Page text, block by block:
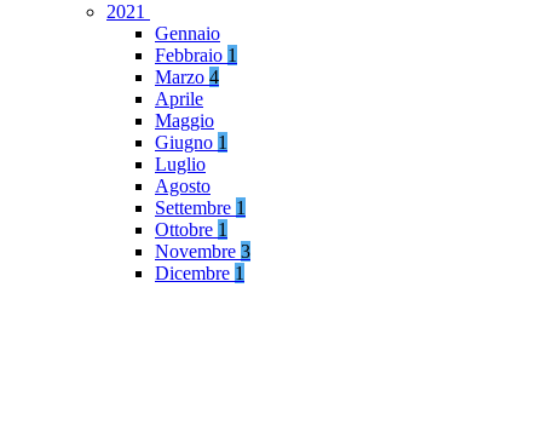
2021
Gennaio
Febbraio 1
Marzo 4
Aprile
Maggio
Giugno 1
Luglio
Agosto
Settembre 1
Ottobre 1
Novembre 3
Dicembre 1